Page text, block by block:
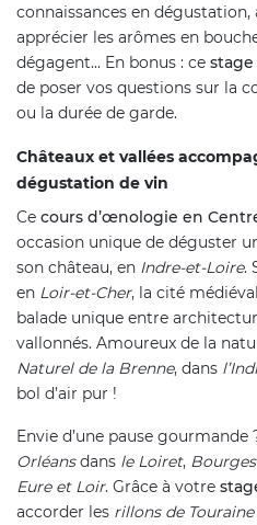
connaissances en dégustation,
apprécier les arômes en
dégagent... En bonus : ce
de poser vos questions sur la
ou la durée de garde.
Châteaux et vallées
dégustation de vin
Ce cours d’œnologie en
occasion unique de déguster
son château, en Indre-et-Loire.
en Loir-et-Cher, la cité
balade unique entre
vallonnés. Amoureux de la
Naturel de la Brenne, dans
bol d’air pur !
Envie d’une pause gourmande
Orléansdans le Loiret, Bourges
Eure et Loir. Grâce à votre
accorder les rillons de Touraine